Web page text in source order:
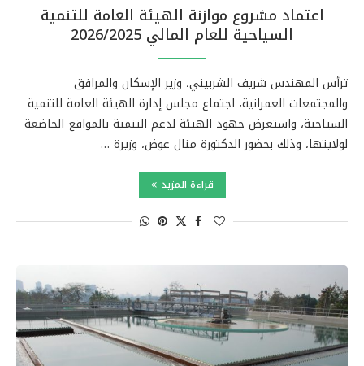
اعتماد مشروع موازنة الهيئة العامة للتنمية
السياحية للعام المالي 2026/2025
ترأس المهندس شريف الشربيني، وزير الإسكان والمرافق
والمجتمعات العمرانية، اجتماع مجلس إدارة الهيئة العامة للتنمية
السياحية، واستعرض جهود الهيئة لدعم التنمية بالمواقع الخاضعة
لولايتها، وذلك بحضور الدكتورة منال عوض، وزيرة …
قراءة المزيد